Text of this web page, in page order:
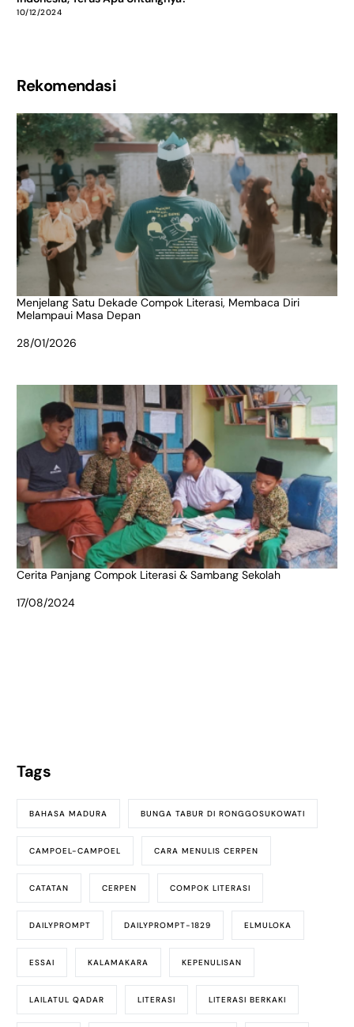
10/12/2024
Rekomendasi
Menjelang Satu Dekade Compok Literasi, Membaca Diri
Melampaui Masa Depan
Date
28/01/2026
Cerita Panjang Compok Literasi & Sambang Sekolah
Date
17/08/2024
Tags
BAHASA MADURA BUNGA TABUR DI RONGGOSUKOWATI
CAMPOEL-CAMPOEL CARA MENULIS CERPEN
CATATAN CERPEN COMPOK LITERASI
DAILYPROMPT DAILYPROMPT-1829 ELMULOKA
ESSAI KALAMAKARA KEPENULISAN
LAILATUL QADAR LITERASI LITERASI BERKAKI